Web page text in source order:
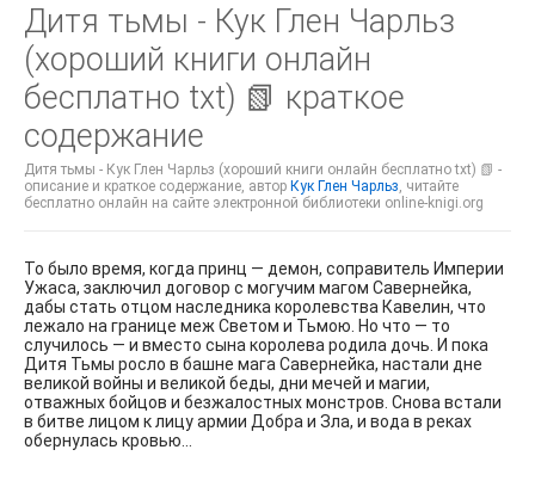
Дитя тьмы - Кук Глен Чарльз
(хороший книги онлайн
бесплатно txt) 📗 краткое
содержание
Дитя тьмы - Кук Глен Чарльз (хороший книги онлайн бесплатно txt) 📗 -
описание и краткое содержание, автор Кук Глен Чарльз, читайте
бесплатно онлайн на сайте электронной библиотеки online-knigi.org
То было время, когда принц — демон, соправитель Империи
Ужаса, заключил договор с могучим магом Савернейка,
дабы стать отцом наследника королевства Кавелин, что
лежало на границе меж Светом и Тьмою. Но что — то
случилось — и вместо сына королева родила дочь. И пока
Дитя Тьмы росло в башне мага Савернейка, настали дне
великой войны и великой беды, дни мечей и магии,
отважных бойцов и безжалостных монстров. Снова встали
в битве лицом к лицу армии Добра и Зла, и вода в реках
обернулась кровью...